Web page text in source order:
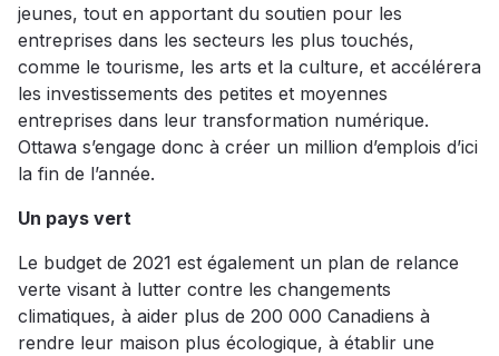
jeunes, tout en apportant du soutien pour les
entreprises dans les secteurs les plus touchés,
comme le tourisme, les arts et la culture, et accélérera
les investissements des petites et moyennes
entreprises dans leur transformation numérique.
Ottawa s’engage donc à créer un million d’emplois d’ici
la fin de l’année.
Un pays vert
Le budget de 2021 est également un plan de relance
verte visant à lutter contre les changements
climatiques, à aider plus de 200 000 Canadiens à
rendre leur maison plus écologique, à établir une